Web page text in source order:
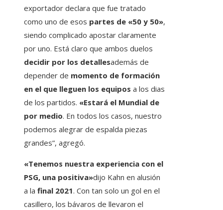
exportador declara que fue tratado
como uno de esos partes de «50 y 50»,
siendo complicado apostar claramente
por uno. Está claro que ambos duelos
decidir por los detallesademás de
depender de momento de formación
en el que lleguen los equipos a los dias
de los partidos. «Estará el Mundial de
por medio. En todos los casos, nuestro
podemos alegrar de espalda piezas
grandes”, agregó.
«Tenemos nuestra experiencia con el
PSG, una positiva»dijo Kahn en alusión
a la final 2021. Con tan solo un gol en el
casillero, los bávaros de llevaron el